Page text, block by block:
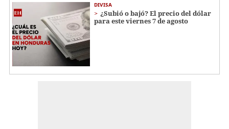
DIVISA
¿Subió o bajó? El precio del dólar
para este viernes 7 de agosto